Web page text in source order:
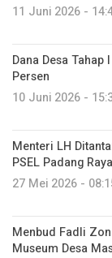
11 Juni 2026 -
Dana Desa
Persen
10 Juni 2026 -
Menteri LH
PSEL Padang Raya
27 Mei 2026 -
Menbud Fadli
Museum Desa